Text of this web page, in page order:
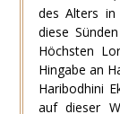
des Alters
diese
Höchsten
Hingabe an
Haribodhini
auf dieser